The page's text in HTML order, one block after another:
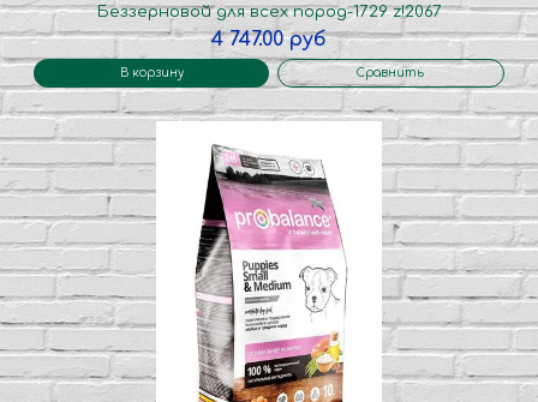
Беззерновой для всех пород-1729 z!2067
4 747.00 руб
В корзину Сравнить